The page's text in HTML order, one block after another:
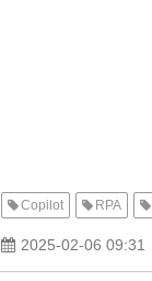
Copilot RPA
2025-02-06 09:31